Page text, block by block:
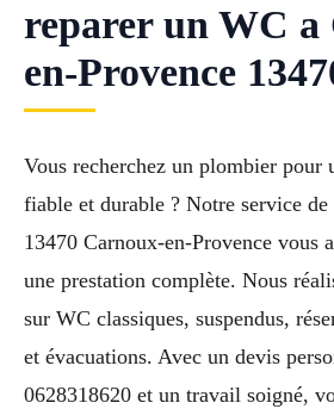
reparer un WC a
en-Provence
Vous recherchez un plombier pour
fiable et durable ? Notre service
13470 Carnoux-en-Provence vous
une prestation complète. Nous
sur WC classiques, suspendus,
et évacuations. Avec un devis
0628318620 et un travail soigné,